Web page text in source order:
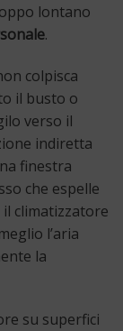
lontano
.
colpisca
il busto o
verso il
indiretta
finestra
che espelle
il climatizzatore
l’aria
la
su superfici